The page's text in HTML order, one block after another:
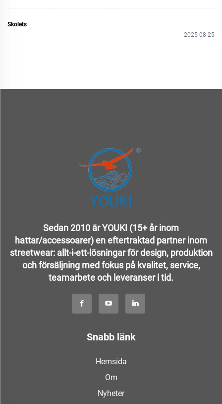
Skolets
2025-08-25
Sedan 2010 är YOUKI (15+ år inom
hattar/accessoarer) en eftertraktad partner inom
streetwear: allt-i-ett-lösningar för design, produktion
och försäljning med fokus på kvalitet, service,
teamarbete och leveranser i tid.
Snabb länk
Hemsida
Om
Nyheter